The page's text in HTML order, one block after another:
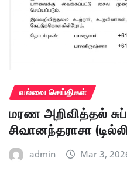
வல்வை செய்திகள்
மரண அறிவித்தல்
சிவானந்தராசா
admin Mar 3,